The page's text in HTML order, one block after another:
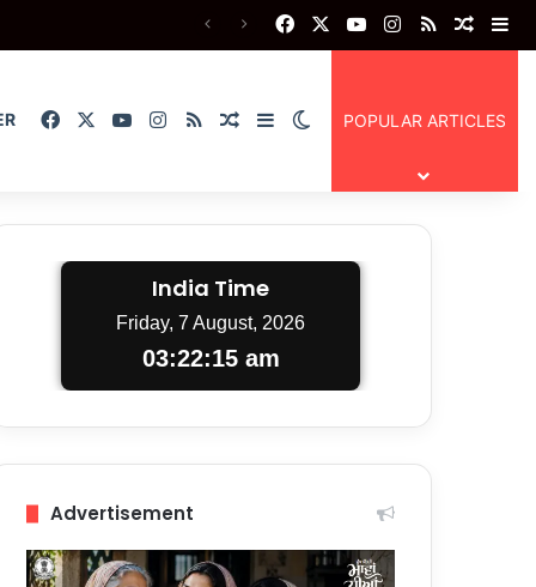
FacebookYouTubeInstagram
RSS
FacebookYouTubeInstagram
RSSRandom Article
SidebarSwitch skin
POPULAR ARTICLES
India Time
Friday, 7 August, 2026
03:22:15 am
Advertisement